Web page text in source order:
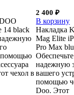
14 black
помощью
чехол в
2 400₽
В корзину
Накладка
Mag Elite
Pro Max
Обеспечьте
надежную
вашего
помощью
Doo. Этот